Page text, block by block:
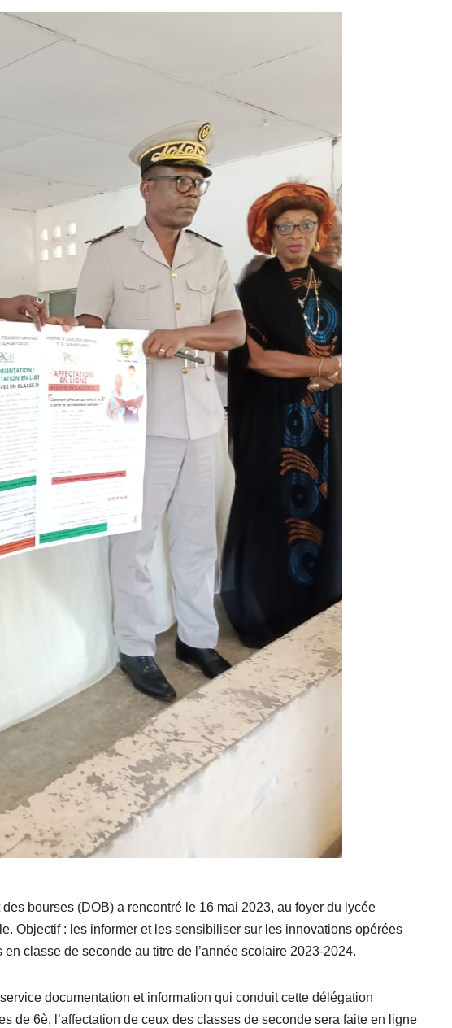
bourses (DOB) a rencontré le 16 mai 2023, au foyer du lycée
Objectif : les informer et les sensibiliser sur les innovations opérées
classe de seconde au titre de l’année scolaire 2023-2024.
documentation et information qui conduit cette délégation
de 6è, l’affectation de ceux des classes de seconde sera faite en ligne